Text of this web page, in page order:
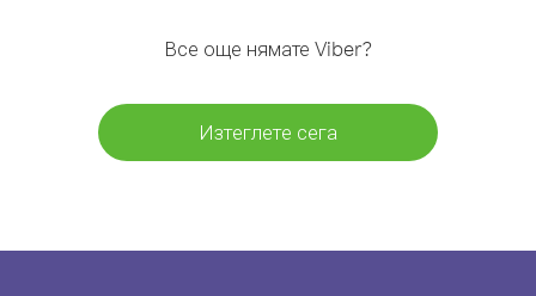
Все още нямате Viber?
Изтеглете сега